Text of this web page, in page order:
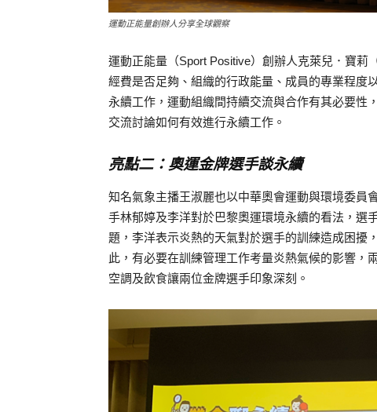
運動正能量創辦人分享全球觀察
運動正能量（Sport Positive）創辦人克萊兒．寶莉
經費是否足夠、組織的行政能量、成員的專業程度
永續工作，運動組織間持續交流與合作有其必要性
交流討論如何有效進行永續工作。
亮點二：奧運金牌選手談永續
知名氣象主播王淑麗也以中華奧會運動與環境委員
手林郁婷及李洋對於巴黎奧運環境永續的看法，選
題，李洋表示炎熱的天氣對於選手的訓練造成困擾
此，有必要在訓練管理工作考量炎熱氣候的影響，
空調及飲食讓兩位金牌選手印象深刻。